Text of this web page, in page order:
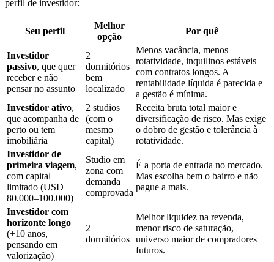
perfil de investidor:
Seu perfil
Melhor
opção
Por quê
Investidor
passivo, que quer
receber e não
pensar no assunto
2
dormitórios
bem
localizado
Menos vacância, menos
rotatividade, inquilinos estáveis
com contratos longos. A
rentabilidade líquida é parecida e
a gestão é mínima.
Investidor ativo,
que acompanha de
perto ou tem
imobiliária
2 studios
(com o
mesmo
capital)
Receita bruta total maior e
diversificação de risco. Mas exige
o dobro de gestão e tolerância à
rotatividade.
Investidor de
primeira viagem,
com capital
limitado (USD
80.000–100.000)
Studio em
zona com
demanda
comprovada
É a porta de entrada no mercado.
Mas escolha bem o bairro e não
pague a mais.
Investidor com
horizonte longo
(+10 anos,
pensando em
valorização)
2
dormitórios
Melhor liquidez na revenda,
menor risco de saturação,
universo maior de compradores
futuros.